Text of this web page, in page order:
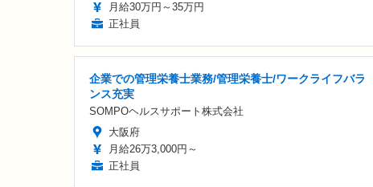
月給30万円～35万円
正社員
企業での管理栄養士業務/管理栄養士/ワークライフバラ
ンス充実
SOMPOヘルスサポート株式会社
大阪府
月給26万3,000円～
正社員